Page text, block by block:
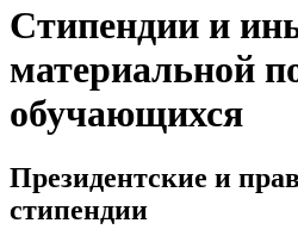
Стипендии и
материальной
обучающихся
Президентские и
стипендии